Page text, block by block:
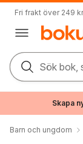
Fri frakt över 249 kr
Sök bok,
Skapa
Barn och ungdom